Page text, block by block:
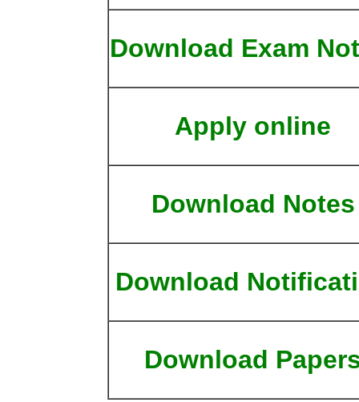
Download Exam
Apply online
Download Notes
Download
Download